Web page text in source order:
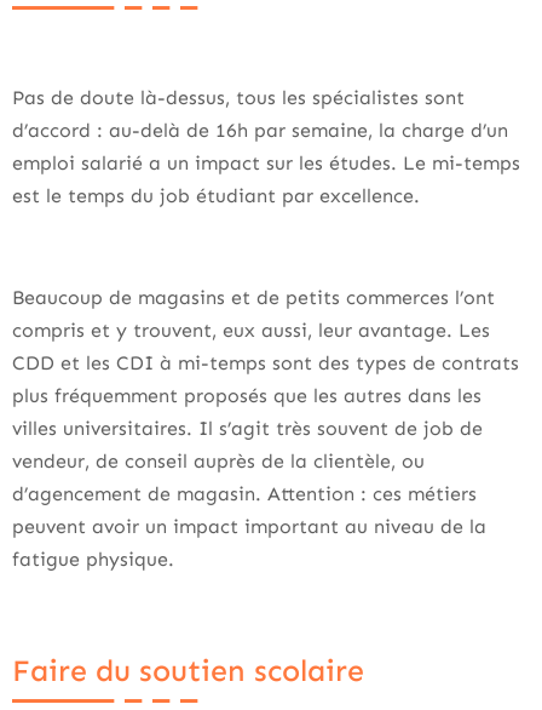
Pas de doute là-dessus, tous les spécialistes sont
d’accord : au-delà de 16h par semaine, la charge d’un
emploi salarié a un impact sur les études. Le mi-temps
est le temps du job étudiant par excellence.
Beaucoup de magasins et de petits commerces l’ont
compris et y trouvent, eux aussi, leur avantage. Les
CDD et les CDI à mi-temps sont des types de contrats
plus fréquemment proposés que les autres dans les
villes universitaires. Il s’agit très souvent de job de
vendeur, de conseil auprès de la clientèle, ou
d’agencement de magasin. Attention : ces métiers
peuvent avoir un impact important au niveau de la
fatigue physique.
Faire du soutien scolaire